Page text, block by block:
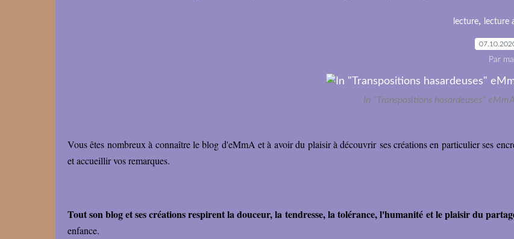
lecture, lecture
Par
In "Transpositions hasardeuses"
Vous êtes nombreux à connaître le blog d'eMmA et à avoir du plaisir à découvrir ses créations en particulier ses
et accueillir vos remarques.
Tout son blog et ses créations respirent la douceur, la tendresse, la tolérance, l'humanité et le plaisir du
enfance.